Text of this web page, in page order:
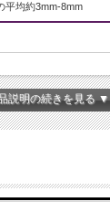
平均約3mm-8mm
説明の続きを見る ▼